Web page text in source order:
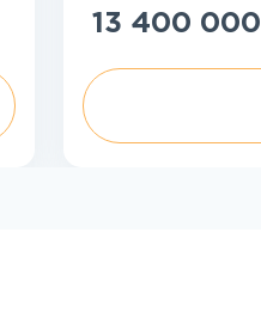
13 400 000